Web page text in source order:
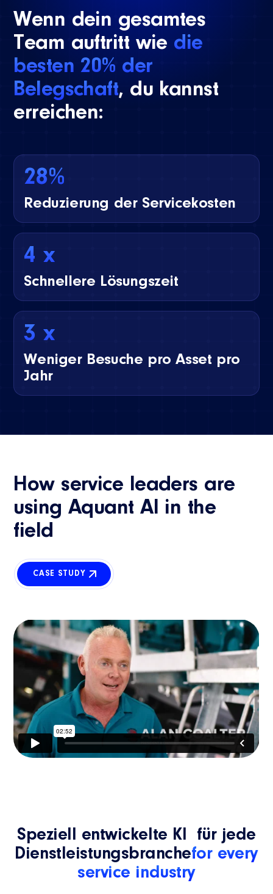
Wenn dein gesamtes
Team auftritt wie die
besten 20% der
Belegschaft, du kannst
erreichen:
28%
Reduzierung der Servicekosten
4 x
Schnellere Lösungszeit
3 x
Weniger Besuche pro Asset pro
Jahr
How service leaders are
using Aquant AI in the
field
CASE STUDY
Speziell entwickelte KI für jede
Dienstleistungsbranchefor every
service industry